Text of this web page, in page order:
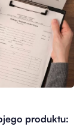
produktu: